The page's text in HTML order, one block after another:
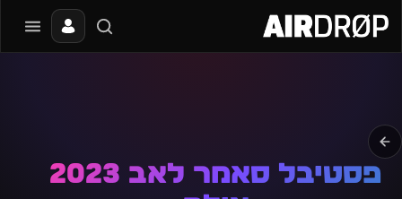
טיפ: אפשר להקליד שם אומן, עיר, תאריך או שם חג.
פסטיבל סאמר לאב 2023